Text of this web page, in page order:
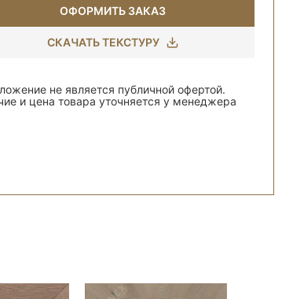
ОФОРМИТЬ ЗАКАЗ
СКАЧАТЬ ТЕКСТУРУ
не является публичной офертой.
и цена товара уточняется у менеджера